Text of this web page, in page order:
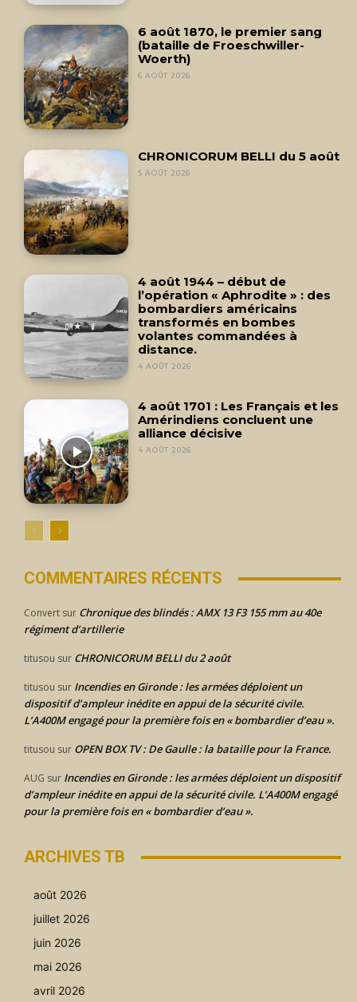
6 août 1870, le premier sang
(bataille de Froeschwiller-
Woerth)
6 AOÛT 2026
CHRONICORUM BELLI du 5 août
5 AOÛT 2026
4 août 1944 – début de
l’opération « Aphrodite » : des
bombardiers américains
transformés en bombes
volantes commandées à
distance.
4 AOÛT 2026
4 août 1701 : Les Français et les
Amérindiens concluent une
alliance décisive
4 AOÛT 2026
COMMENTAIRES RÉCENTS
Convert sur Chronique des blindés : AMX 13 F3 155 mm au 40e
régiment d’artillerie
titusou sur CHRONICORUM BELLI du 2 août
titusou sur Incendies en Gironde : les armées déploient un
dispositif d’ampleur inédite en appui de la sécurité civile.
L’A400M engagé pour la première fois en « bombardier d’eau ».
titusou sur OPEN BOX TV : De Gaulle : la bataille pour la France.
AUG sur Incendies en Gironde : les armées déploient un dispositif
d’ampleur inédite en appui de la sécurité civile. L’A400M engagé
pour la première fois en « bombardier d’eau ».
ARCHIVES TB
août 2026
juillet 2026
juin 2026
mai 2026
avril 2026